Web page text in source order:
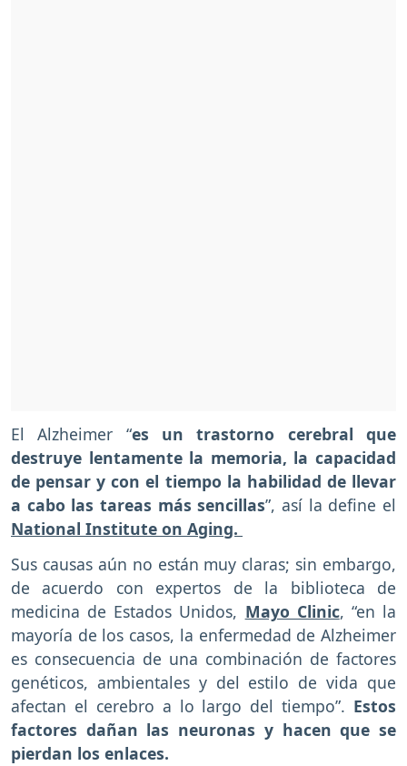
El Alzheimer “es un trastorno cerebral que
destruye lentamente la memoria, la capacidad
de pensar y con el tiempo la habilidad de llevar
a cabo las tareas más sencillas”, así la define el
National Institute on Aging.
Sus causas aún no están muy claras; sin embargo,
de acuerdo con expertos de la biblioteca de
medicina de Estados Unidos, Mayo Clinic, “en la
mayoría de los casos, la enfermedad de Alzheimer
es consecuencia de una combinación de factores
genéticos, ambientales y del estilo de vida que
afectan el cerebro a lo largo del tiempo”. Estos
factores dañan las neuronas y hacen que se
pierdan los enlaces.